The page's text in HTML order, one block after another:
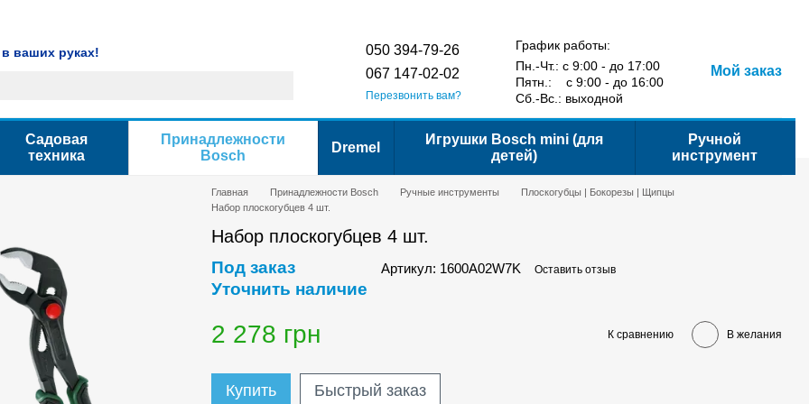
ваших руках!
050 394-79-26
067 147-02-02
Перезвонить вам?
График работы:
Пн.-Чт.: с 9:00 - до 17:00
Пятн.: с 9:00 - до 16:00
Сб.-Вс.: выходной
Мой заказ
Садовая
техника
Принадлежности
Bosch
Dremel
Игрушки Bosch mini (для
детей)
Ручной
инструмент
Главная Принадлежности Bosch Ручные инструменты
Плоскогубцы | Бокорезы | Щипцы
Набор плоскогубцев 4 шт.
Набор плоскогубцев 4 шт.
Под заказ
Уточнить наличие
Артикул: 1600A02W7K Оставить отзыв
2 278 грн К сравнению В желания
Купить Быстрый заказ